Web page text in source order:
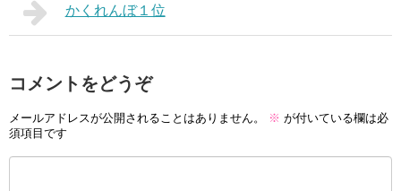
かくれんぼ１位
コメントをどうぞ
メールアドレスが公開されることはありません。 ※ が付いている欄は必
須項目です